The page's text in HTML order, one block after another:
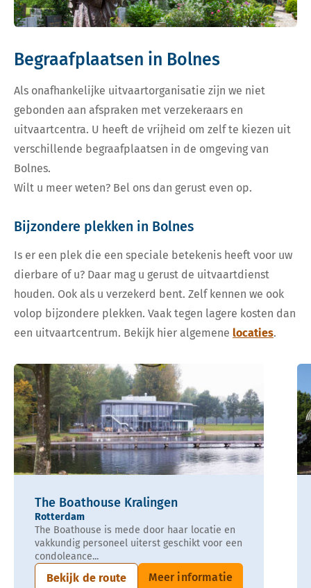
Begraafplaatsen in Bolnes
Als onafhankelijke uitvaartorganisatie zijn we niet
gebonden aan afspraken met verzekeraars en
uitvaartcentra. U heeft de vrijheid om zelf te kiezen uit
verschillende begraafplaatsen in de omgeving van
Bolnes.
Wilt u meer weten? Bel ons dan gerust even op.
Bijzondere plekken in Bolnes
Is er een plek die een speciale betekenis heeft voor uw
dierbare of u? Daar mag u gerust de uitvaartdienst
houden. Ook als u verzekerd bent. Zelf kennen we ook
volop bijzondere plekken. Vaak tegen lagere kosten dan
een uitvaartcentrum. Bekijk hier algemene locaties.
The Boathouse Kralingen
Rotterdam
The Boathouse is mede door haar locatie en
vakkundig personeel uiterst geschikt voor een
condoleance...
Bekijk de route Meer informatie